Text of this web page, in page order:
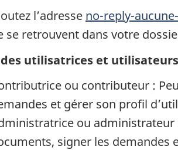
l’adresse no-reply-
se retrouvent dans votre
des utilisatrices et utilisateurs
ou contributeur :
et gérer son profil
ou administrateur
signer les demandes